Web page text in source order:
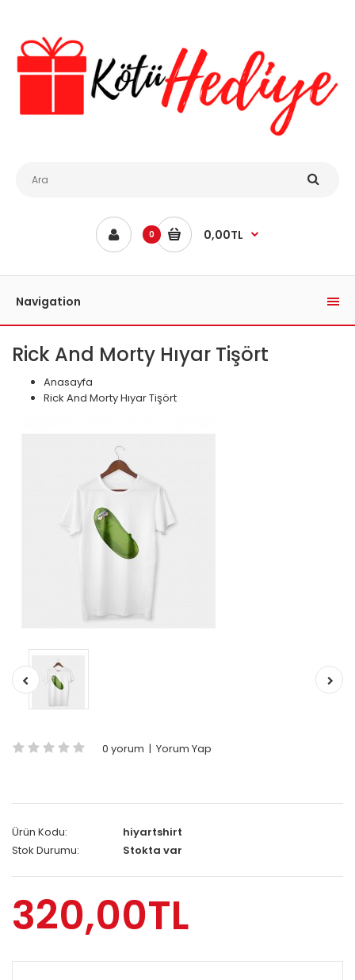
0 0,00TL
Navigation
Rick And Morty Hıyar Tişört
Anasayfa
Rick And Morty Hıyar Tişört
0 yorum | Yorum Yap
Ürün Kodu:
hiyartshirt
Stok Durumu:
Stokta var
320,00TL